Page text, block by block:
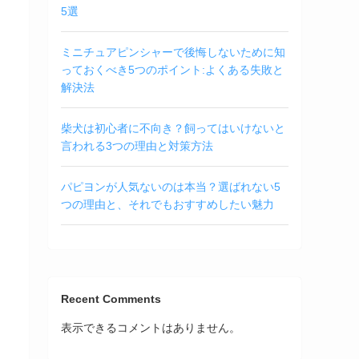
5選
ミニチュアピンシャーで後悔しないために知
っておくべき5つのポイント:よくある失敗と
解決法
柴犬は初心者に不向き？飼ってはいけないと
言われる3つの理由と対策方法
パピヨンが人気ないのは本当？選ばれない5
つの理由と、それでもおすすめしたい魅力
Recent Comments
表示できるコメントはありません。